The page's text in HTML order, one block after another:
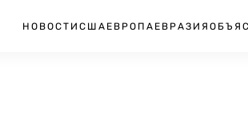
НОВОСТИ США ЕВРОПА ЕВРАЗИЯ